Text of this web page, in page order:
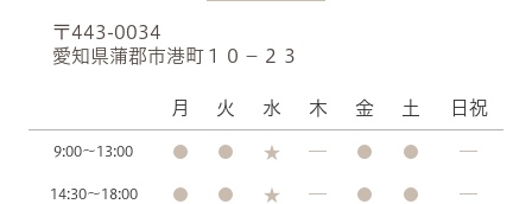
〒443-0034
愛知県蒲郡市港町１０−２３
月 火 水 木 金 土 日祝
9:00～13:00
14:30～18:00